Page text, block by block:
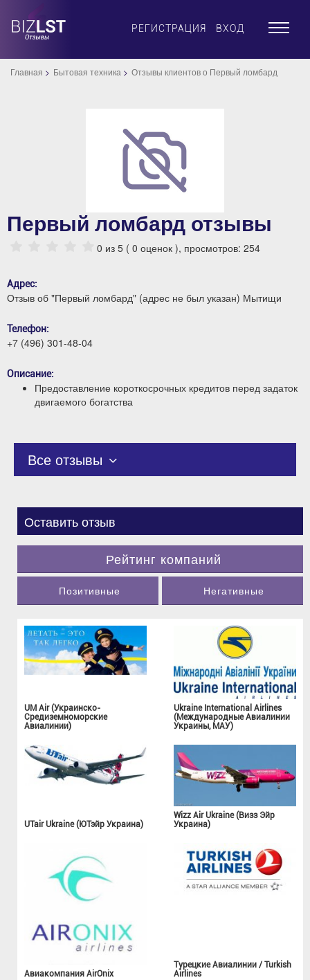
РЕГИСТРАЦИЯ ВХОД ×
Главная Бытовая техника Отзывы клиентов о Первый ломбард
Первый ломбард отзывы
0 из 5 ( 0 оценок ), просмотров: 254
Адрес:
Отзыв об "Первый ломбард" (адрес не был указан) Мытищи
Телефон:
+7 (496) 301-48-04
Описание:
Предоставление короткосрочных кредитов перед задаток
двигаемого богатства
Все отзывы
Оставить отзыв
Рейтинг компаний
Позитивные Негативные
UM Air (Украинско-
Средиземноморские
Авиалинии)
Ukraine International Airlines
(Международные Авиалинии
Украины, МАУ)
UTair Ukraine (ЮТэйр Украина)
Wizz Air Ukraine (Визз Эйр
Украина)
Авиакомпания AirOnix
Турецкие Авиалинии / Turkish
Airlines